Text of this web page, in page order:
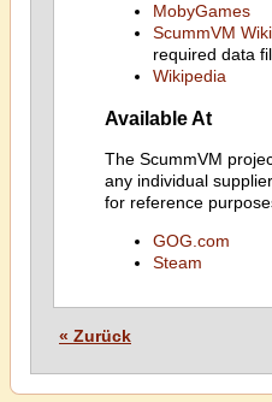
MobyGames
ScummVM Wiki
required data
Wikipedia
Available At
The ScummVM
any individual
for reference
GOG.com
Steam
« Zurück